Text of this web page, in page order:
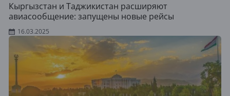
Кыргызстан и Таджикистан расширяют
авиасообщение: запущены новые рейсы
16.03.2025